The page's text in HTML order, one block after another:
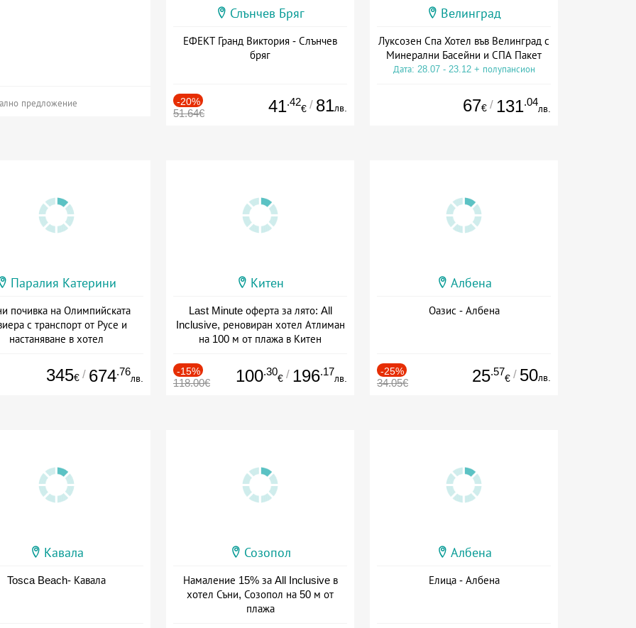
предложение
Слънчев Бряг
ЕФЕКТ Гранд Виктория - Слънчев
бряг
-20%
51.64€ 41.42
€ / 81лв.
Велинград
Луксозен Спа Хотел във Велинград с
Минерални Басейни и СПА Пакет
Дата: 28.07 - 23.12 + полупансион
67€ / 131.04
лв.
Паралия Катерини
почивка на Олимпийската
с транспорт от Русе и
настаняване в хотел
345€ / 674.76
лв.
Китен
Last Minute оферта за лято: All
Inclusive, реновиран хотел Атлиман
на 100 м от плажа в Китен
-15%
118.00€ 100.30
€ / 196.17
лв.
Албена
Оазис - Албена
-25%
34.05€ 25.57
€ / 50лв.
Кавала
Tosca Beach- Кавала
Созопол
Намаление 15% за All Inclusive в
хотел Съни, Созопол на 50 м от
плажа
Албена
Елица - Албена